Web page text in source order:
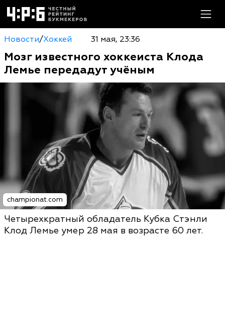
Новости/Хоккей 31 мая, 23:36
Мозг известного хоккеиста Клода
Лемье передадут учёным
championat.com
Четырехкратный обладатель Кубка Стэнли
Клод Лемье умер 28 мая в возрасте 60 лет.